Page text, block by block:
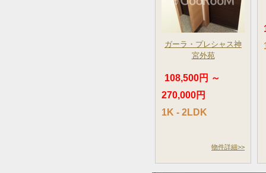
ガーラ・プレシャス神
宮外苑
108,500円 ～
270,000円
1K - 2LDK
物件詳細>>